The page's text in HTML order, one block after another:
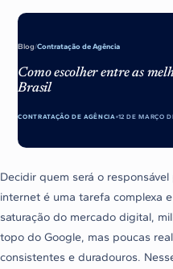
Blog/Contratação de Agência
Como escolher entre as
Brasil
CONTRATAÇÃO DE AGÊNCIA 12 DE MARÇO
Decidir quem será o
internet é uma tarefa complexa
saturação do mercado digital,
topo do Google, mas poucas
consistentes e duradouros.